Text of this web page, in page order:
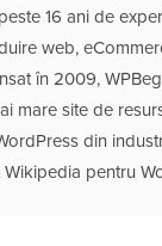
16 ani de
web,
în 2009,
mare site de
din
pentru